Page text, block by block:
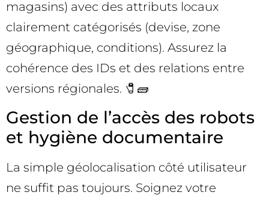
magasins) avec des attributs locaux
clairement catégorisés (devise, zone
géographique, conditions). Assurez la
cohérence des IDs et des relations entre
versions régionales. 🧷🧱
Gestion de l’accès des robots
et hygiène documentaire
La simple géolocalisation côté utilisateur
ne suffit pas toujours. Soignez votre